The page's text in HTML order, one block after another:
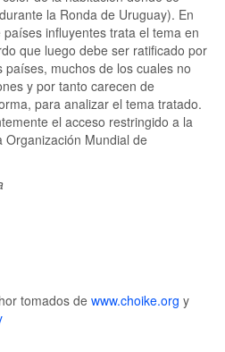
la Ronda de Uruguay). En
influyentes trata el tema en
que luego debe ser ratificado por
muchos de los cuales no
y por tanto carecen de
para analizar el tema tratado.
el acceso restringido a la
Mundial de
tomados de www.choike.org y